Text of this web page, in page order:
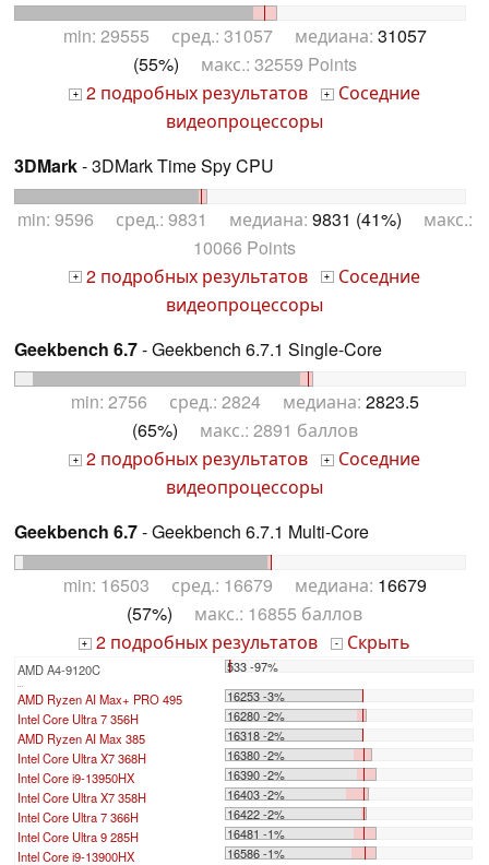
min: 29555 сред.: 31057 медиана: 31057
(55%) макс.: 32559 Points
+ 2 подробных результатов + Соседние
видеопроцессоры
3DMark- 3DMark Time Spy CPU
min: 9596 сред.: 9831 медиана: 9831 (41%) макс.:
10066 Points
+ 2 подробных результатов + Соседние
видеопроцессоры
Geekbench 6.7- Geekbench 6.7.1 Single-Core
min: 2756 сред.: 2824 медиана: 2823.5
(65%) макс.: 2891 баллов
+ 2 подробных результатов + Соседние
видеопроцессоры
Geekbench 6.7- Geekbench 6.7.1 Multi-Core
min: 16503 сред.: 16679 медиана: 16679
(57%) макс.: 16855 баллов
+ 2 подробных результатов - Скрыть
AMD A4-9120C 533 -97%
...
AMD Ryzen AI Max+ PRO 495
16253 -3%
Intel Core Ultra 7 356H
16280 -2%
AMD Ryzen AI Max 385
16318 -2%
Intel Core Ultra X7 368H
16380 -2%
Intel Core i9-13950HX
16390 -2%
Intel Core Ultra X7 358H
16403 -2%
Intel Core Ultra 7 366H
16422 -2%
Intel Core Ultra 9 285H
16481 -1%
Intel Core i9-13900HX
16586 -1%